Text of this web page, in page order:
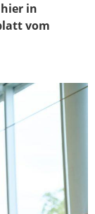
in
vom